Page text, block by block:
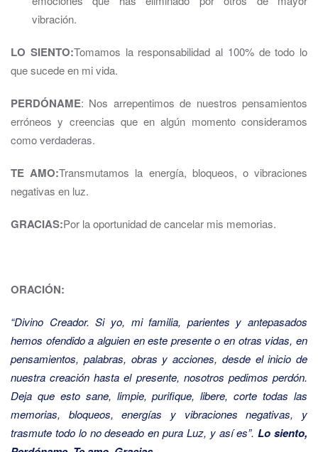
vibración.
LO SIENTO:Tomamos la responsabilidad al 100% de todo lo
que sucede en mi vida.
PERDÓNAME: Nos arrepentimos de nuestros pensamientos
erróneos y creencias que en algún momento consideramos
como verdaderas.
TE AMO:Transmutamos la energía, bloqueos, o vibraciones
negativas en luz.
GRACIAS:Por la oportunidad de cancelar mis memorias.
ORACIÓN:
“Divino Creador. Si yo, mi familia, parientes y antepasados
hemos ofendido a alguien en este presente o en otras vidas, en
pensamientos, palabras, obras y acciones, desde el inicio de
nuestra creación hasta el presente, nosotros pedimos perdón.
Deja que esto sane, limpie, purifique, libere, corte todas las
memorias, bloqueos, energías y vibraciones negativas, y
trasmute todo lo no deseado en pura Luz, y así es”. Lo siento,